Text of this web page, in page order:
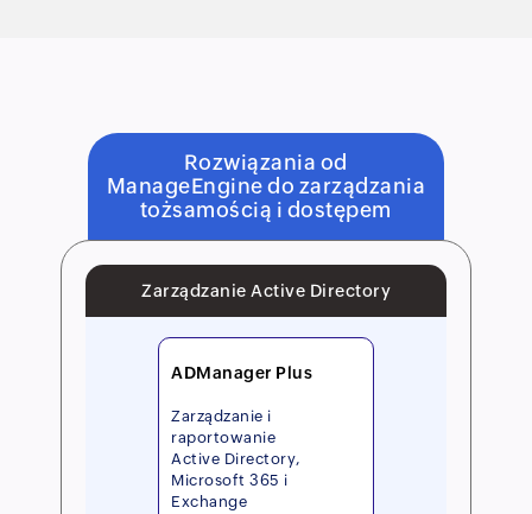
Rozwiązania od
ManageEngine do zarządzania
tożsamością i dostępem
Zarządzanie Active Directory
ADManager Plus
Zarządzanie i
raportowanie
Active Directory,
Microsoft 365 i
Exchange